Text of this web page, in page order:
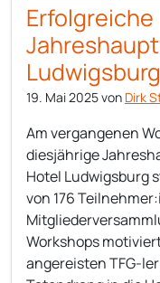
Erfolgreiche
Ludwigsburg
19. Mai 2025von Dirk
Am vergangenen
diesjährige
Hotel Ludwigsburg
von 176
Workshops
angereisten TFG-